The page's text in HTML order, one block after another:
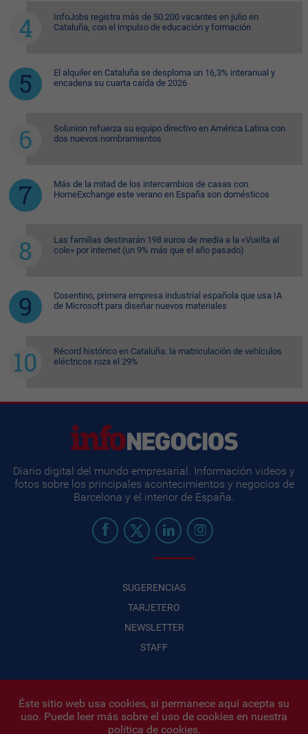
InfoJobs registra más de 50.200 vacantes en julio en
Cataluña, con el impulso de educación y formación
El alquiler en Cataluña se desploma un 16,3% interanual y
encadena su cuarta caída de 2026
Solunion refuerza su equipo directivo en América Latina con
dos nuevos nombramientos
Más de la mitad de los intercambios de casas con
HomeExchange este verano en España son domésticos
Las familias destinarán 198 euros de media a la «Vuelta al
cole» por internet (un 9% más que el año pasado)
Cosentino, primera empresa industrial española que usa IA
de Microsoft para diseñar nuevos materiales
Récord histórico en Cataluña: la matriculación de vehículos
eléctricos roza el 29%
Diario digital del mundo empresarial. Información videos y
fotos sobre los principales acontecimientos y negocios de
Barcelona y el interior de España.
SUGERENCIAS
TARJETERO
NEWSLETTER
STAFF
Infonegocios 2026| INFONEGOCIOS S.A. · CUIT: 30710438486 |
Éste sitio web usa cookies, si permanece aquí acepta su
uso. Puede leer más sobre el uso de cookies en nuestra
política de cookies.